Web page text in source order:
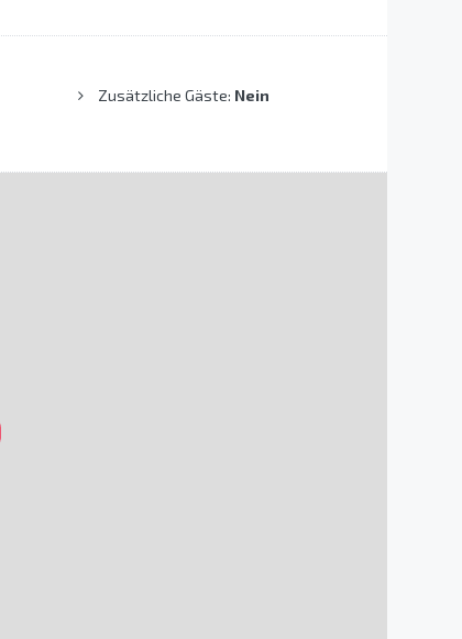
Zusätzliche Gäste: Nein